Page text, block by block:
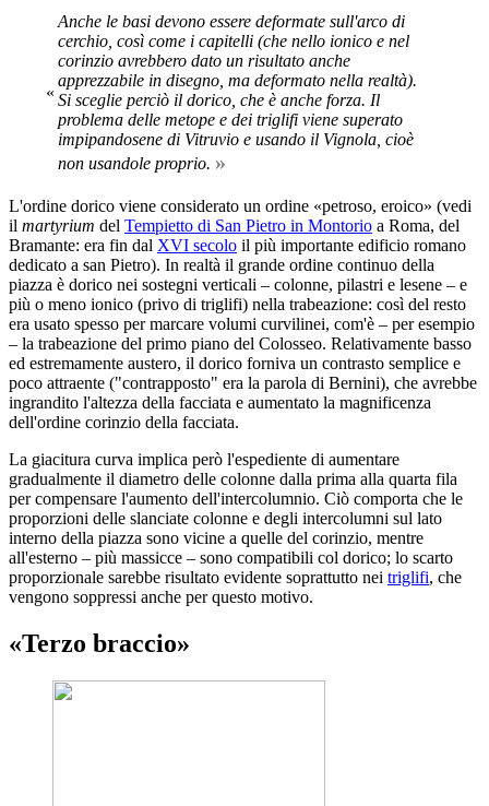
«
Anche le basi devono essere deformate sull'arco di
cerchio, così come i capitelli (che nello ionico e nel
corinzio avrebbero dato un risultato anche
apprezzabile in disegno, ma deformato nella realtà).
Si sceglie perciò il dorico, che è anche forza. Il
problema delle metope e dei triglifi viene superato
impipandosene di Vitruvio e usando il Vignola, cioè
non usandole proprio. »
L'ordine dorico viene considerato un ordine «petroso, eroico» (vedi
il martyrium del Tempietto di San Pietro in Montorio a Roma, del
Bramante: era fin dal XVI secolo il più importante edificio romano
dedicato a san Pietro). In realtà il grande ordine continuo della
piazza è dorico nei sostegni verticali – colonne, pilastri e lesene – e
più o meno ionico (privo di triglifi) nella trabeazione: così del resto
era usato spesso per marcare volumi curvilinei, com'è – per esempio
– la trabeazione del primo piano del Colosseo. Relativamente basso
ed estremamente austero, il dorico forniva un contrasto semplice e
poco attraente ("contrapposto" era la parola di Bernini), che avrebbe
ingrandito l'altezza della facciata e aumentato la magnificenza
dell'ordine corinzio della facciata.
La giacitura curva implica però l'espediente di aumentare
gradualmente il diametro delle colonne dalla prima alla quarta fila
per compensare l'aumento dell'intercolumnio. Ciò comporta che le
proporzioni delle slanciate colonne e degli intercolumni sul lato
interno della piazza sono vicine a quelle del corinzio, mentre
all'esterno – più massicce – sono compatibili col dorico; lo scarto
proporzionale sarebbe risultato evidente soprattutto nei triglifi, che
vengono soppressi anche per questo motivo.
«Terzo braccio»